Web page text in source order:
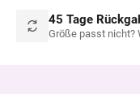
45 Tage
Größe passt nicht?